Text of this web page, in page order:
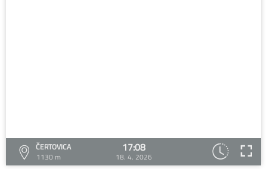
ČERTOVICA
1130 m
17:08
18. 4. 2026